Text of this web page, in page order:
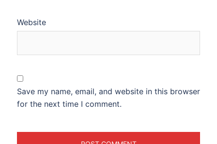
Website
Save my name, email, and website in this browser
for the next time I comment.